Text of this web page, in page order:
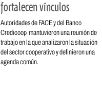
fortalecen vínculos
Autoridades de FACE y del Banco
Credicoop mantuvieron una reunión de
trabajo en la que analizaron la situación
del sector cooperativo y definieron una
agenda común.